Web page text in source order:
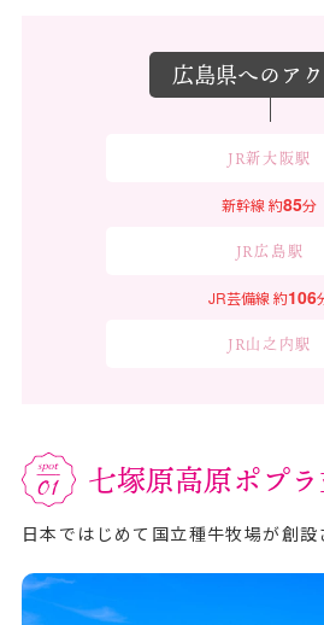
広島県へのア
JR新大阪駅
新幹線約85分
JR広島駅
JR芸備線 約106
JR山之内駅
七塚原高原ポプ
日本ではじめて国立種牛牧場が創設